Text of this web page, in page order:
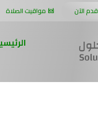
قدم الآن مواقيت الصلاة